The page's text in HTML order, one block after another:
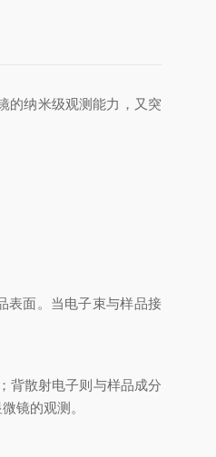
的纳米级观测能力，又突
面。当电子束与样品接
背散射电子则与样品成分
镜的观测。